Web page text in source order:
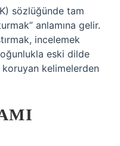
sözlüğünde tam
anlamına gelir.
incelemek
eski dilde
kelimelerden